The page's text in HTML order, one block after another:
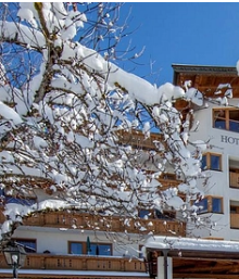
masseur. In het restaurant van
Oostenrijkse specialiteiten,